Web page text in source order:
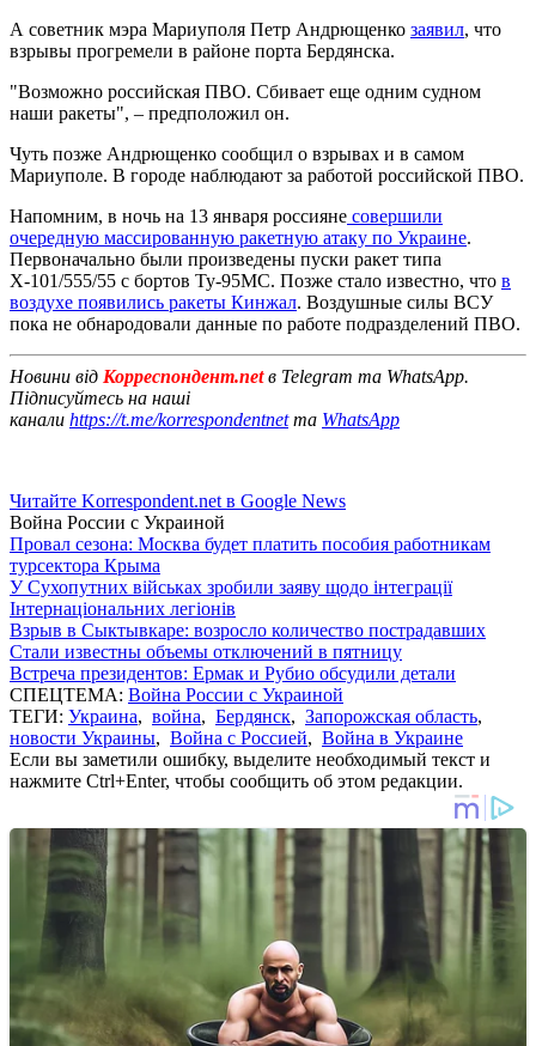
А советник мэра Мариуполя Петр Андрющенко заявил, что
взрывы прогремели в районе порта Бердянска.
"Возможно российская ПВО. Сбивает еще одним судном
наши ракеты", – предположил он.
Чуть позже Андрющенко сообщил о взрывах и в самом
Мариуполе. В городе наблюдают за работой российской ПВО.
Напомним, в ночь на 13 января россияне совершили
очередную массированную ракетную атаку по Украине.
Первоначально были произведены пуски ракет типа
Х-101/555/55 с бортов Ту-95МС. Позже стало известно, что в
воздухе появились ракеты Кинжал. Воздушные силы ВСУ
пока не обнародовали данные по работе подразделений ПВО.
Новини від Корреспондент.netв Telegram та WhatsApp.
Підписуйтесь на наші
канали https://t.me/korrespondentnetта WhatsApp
Читайте Korrespondent.net в Google News
Война России с Украиной
Провал сезона: Москва будет платить пособия работникам
турсектора Крыма
У Сухопутних військах зробили заяву щодо інтеграції
Інтернаціональних легіонів
Взрыв в Сыктывкаре: возросло количество пострадавших
Стали известны объемы отключений в пятницу
Встреча президентов: Ермак и Рубио обсудили детали
СПЕЦТЕМА: Война России с Украиной
ТЕГИ: Украина, война, Бердянск, Запорожская область,
новости Украины, Война с Россией, Война в Украине
Если вы заметили ошибку, выделите необходимый текст и
нажмите Ctrl+Enter, чтобы сообщить об этом редакции.